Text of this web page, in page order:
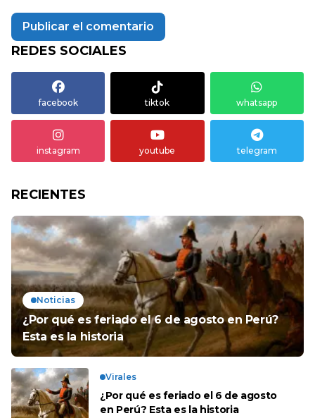
REDES SOCIALES
facebook tiktok whatsapp
instagram youtube telegram
RECIENTES
Noticias
¿Por qué es feriado el 6 de agosto en Perú?
Esta es la historia
Virales
¿Por qué es feriado el 6 de agosto
en Perú? Esta es la historia